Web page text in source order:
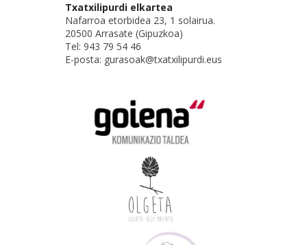
Txatxilipurdi elkartea
Nafarroa etorbidea 23, 1 solairua.
20500 Arrasate (Gipuzkoa)
Tel: 943 79 54 46
E-posta: gurasoak@txatxilipurdi.eus